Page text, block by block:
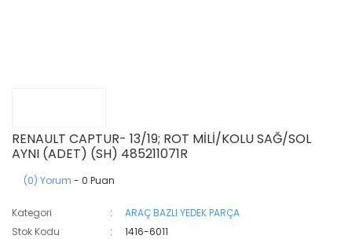
RENAULT CAPTUR- 13/19; ROT MİLİ/KOLU SAĞ/SOL
AYNI (ADET) (SH) 485211071R
(0) Yorum - 0 Puan
Kategori
ARAÇ BAZLI YEDEK PARÇA
Stok Kodu
1416-6011